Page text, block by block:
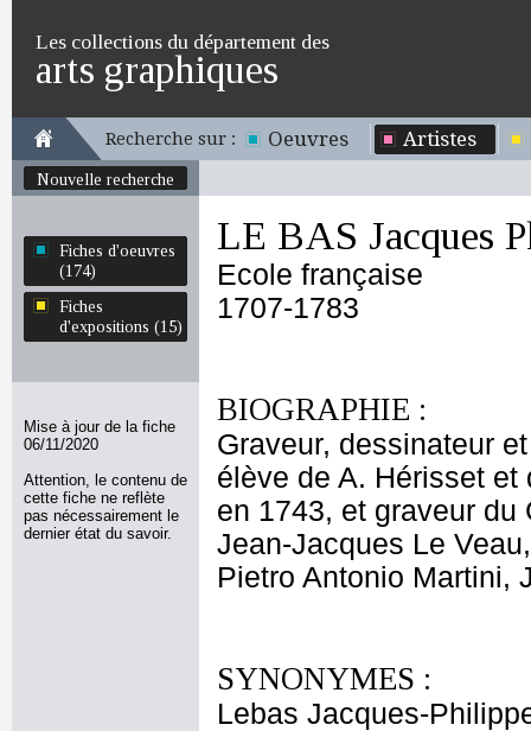
Les collections du département des
arts graphiques
Recherche sur : Oeuvres Artistes
Nouvelle recherche
Fiches d'oeuvres
(174)
Fiches
d'expositions (15)
Mise à jour de la fiche
06/11/2020
Attention, le contenu de
cette fiche ne reflète
pas nécessairement le
dernier état du savoir.
LE BAS Jacques
Ecole française
1707-1783
BIOGRAPHIE :
Graveur, dessinateur
élève de A. Hérisset et
en 1743, et graveur
Jean-Jacques Le
Pietro Antonio Martini,
SYNONYMES :
Lebas Jacques-